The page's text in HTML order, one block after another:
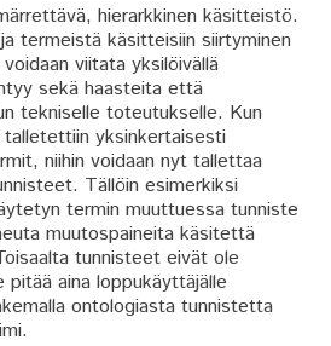
hierarkkinen käsitteistö.
termeistä käsitteisiin siirtyminen
viitata yksilöivällä
sekä haasteita että
tekniselle toteutukselle. Kun
yksinkertaisesti
niihin voidaan nyt tallettaa
Tällöin esimerkiksi
termin muuttuessa tunniste
muutospaineita käsitettä
tunnisteet eivät ole
pitää aina loppukäyttäjälle
ontologiasta tunnistetta